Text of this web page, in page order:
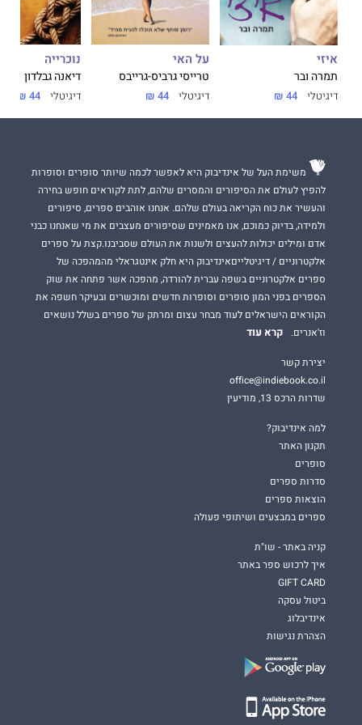
איזי
תמרה ובר
דיגיטלי 44 ₪
על האי
טרייסי גרביס-גרייבס
דיגיטלי 44 ₪
נוכרייה
דיאנה גבלדון
דיגיטלי 44 ₪
משימת העל של אינדיבוק היא לאפשר לכמה שיותר סופרים וסופרות
להפיץ לעולם את הסיפורים והמסרים שלהם, לתת לקוראים חופש בחירה
והעשיר את כוח הקריאה בעולם שלהם. אנחנו אוהבים ספרים, סיפורים
ולמידה, בדיוק כמוכם, אנו מאמינים שסיפורים מעצבים את מי שאנחנו כבני
אדם ומילים יכולות להעצים ולשנות את העולם שסביבנו.קצת על ספרים
אלקטרוניים / דיגיטלייםאינדיבוק היא חלק אינטגראלי מהמהפכה של
ספרים אלקטרוניים בשפה עברית להורדה, מהפכה אשר פתחה את שוק
הספרים בפני המון סופרים וסופרות חדשים ומוכשרים ובעיקר חשפה את
הקוראים הישראלים לעוד מבחר עצום ומרתק של ספרים בשלל נושאים
וז'אנרים.
קרא עוד
יצירת קשר
office@indiebook.co.il
שדרות הרכס 13, מודיעין
למה אינדיבוק?
תקנון האתר
סופרים
סדרות ספרים
הוצאות ספרים
ספרים במבצעים ושיתופי פעולה
קניה באתר - שו"ת
איך לרכוש ספר באתר
GIFT CARD
ביטול עסקה
אינדיבלוג
הצהרת נגישות